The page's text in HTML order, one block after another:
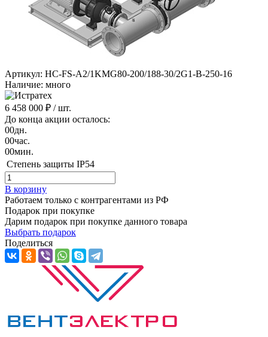
Артикул: HC-FS-A2/1KMG80-200/188-30/2G1-B-250-16
Наличие: много
6 458 000 ₽ / шт.
До конца акции осталось:
00дн.
00час.
00мин.
Степень защиты IP54
В корзину
Работаем только с контрагентами из РФ
Подарок при покупке
Дарим подарок при покупке данного товара
Выбрать подарок
Поделиться